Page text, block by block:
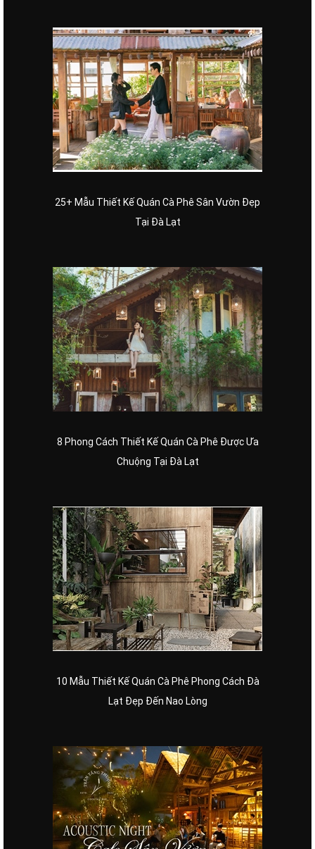
25+ Mẫu Thiết Kế Quán Cà Phê Sân Vườn Đẹp
Tại Đà Lạt
8 Phong Cách Thiết Kế Quán Cà Phê Được Ưa
Chuộng Tại Đà Lạt
10 Mẫu Thiết Kế Quán Cà Phê Phong Cách Đà
Lạt Đẹp Đến Nao Lòng